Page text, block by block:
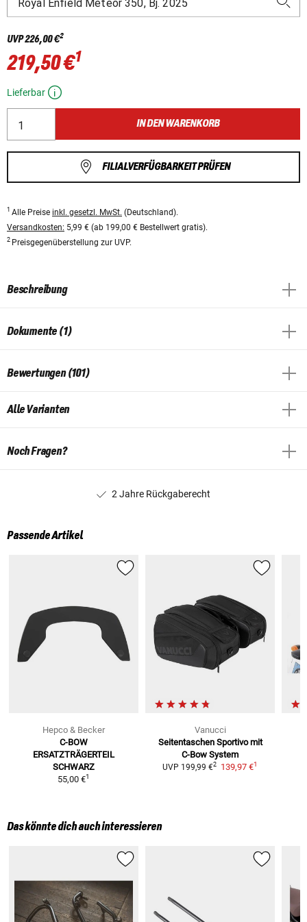
UVP226,00 €2
219,50 €1
Lieferbar
IN DEN WARENKORB
FILIALVERFÜGBARKEIT PRÜFEN
1 Alle Preise inkl. gesetzl. MwSt. (Deutschland).
Versandkosten: 5,99 € (ab 199,00 € Bestellwert gratis).
2 Preisgegenüberstellung zur UVP.
Beschreibung
Dokumente (1)
Bewertungen (101)
Alle Varianten
Noch Fragen?
2 Jahre Rückgaberecht
Passende Artikel
Hepco & Becker
C-BOW
ERSATZTRÄGERTEIL
SCHWARZ
55,00 €1
Vanucci
Seitentaschen Sportivo mit
C-Bow System
UVP 199,99 €2 139,97 €1
Das könnte dich auch interessieren